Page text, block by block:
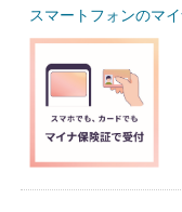
スマートフォンのマ